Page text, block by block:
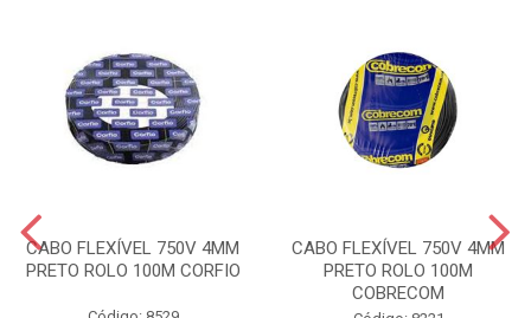
CABO FLEXÍVEL 750V 4MM
PRETO ROLO 100M CORFIO
CABO FLEXÍVEL 750V 4MM
PRETO ROLO 100M
COBRECOM